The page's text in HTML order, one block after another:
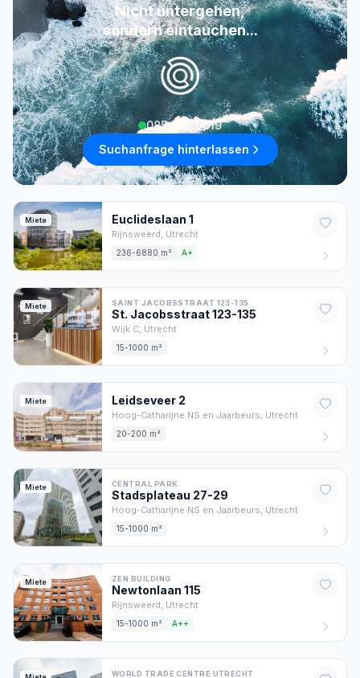
Nicht untergehen,
sondern eintauchen...
085 222 0619
Suchanfrage hinterlassen
Miete Euclideslaan 1
Rijnsweerd, Utrecht
236-6880 m² A+
Miete SAINT JACOBSSTRAAT 123-135
St. Jacobsstraat123-135
Wijk C, Utrecht
15-1000 m²
Miete Leidseveer 2
Hoog-Catharijne NS en Jaarbeurs, Utrecht
20-200 m²
Miete CENTRAL PARK
Stadsplateau 27-29
Hoog-Catharijne NS en Jaarbeurs, Utrecht
15-1000 m²
Miete ZEN BUILDING
Newtonlaan 115
Rijnsweerd, Utrecht
15-1000 m² A++
WORLD TRADE CENTRE UTRECHT